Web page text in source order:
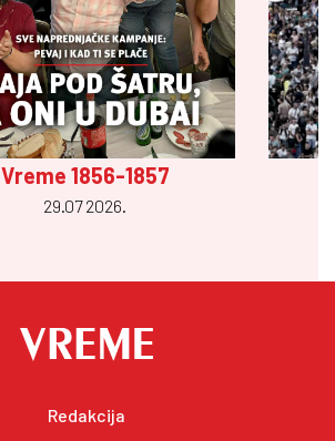
Vreme 1856-1857
29.07 2026.
Redakcija